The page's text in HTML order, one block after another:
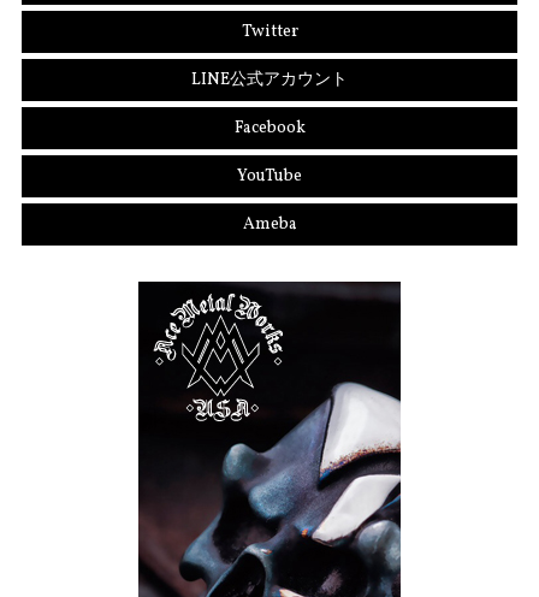
Twitter
LINE公式アカウント
Facebook
YouTube
Ameba